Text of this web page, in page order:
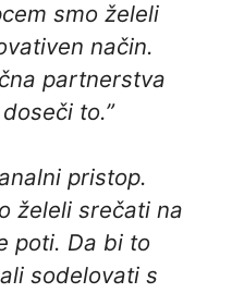
smo želeli
način.
partnerstva
to.”
pristop.
želeli srečati na
poti. Da bi to
sodelovati s